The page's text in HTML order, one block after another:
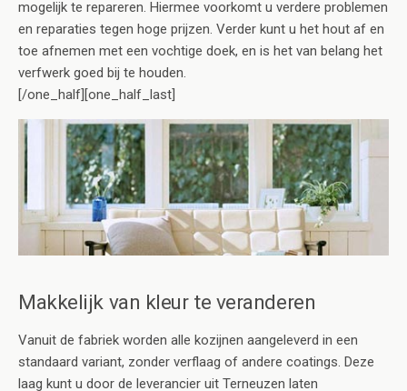
mogelijk te repareren. Hiermee voorkomt u verdere problemen
en reparaties tegen hoge prijzen. Verder kunt u het hout af en
toe afnemen met een vochtige doek, en is het van belang het
verfwerk goed bij te houden.
[/one_half][one_half_last]
Makkelijk van kleur te veranderen
Vanuit de fabriek worden alle kozijnen aangeleverd in een
standaard variant, zonder verflaag of andere coatings. Deze
laag kunt u door de leverancier uit Terneuzen laten